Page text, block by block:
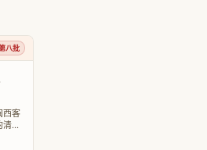
八批
西客
代